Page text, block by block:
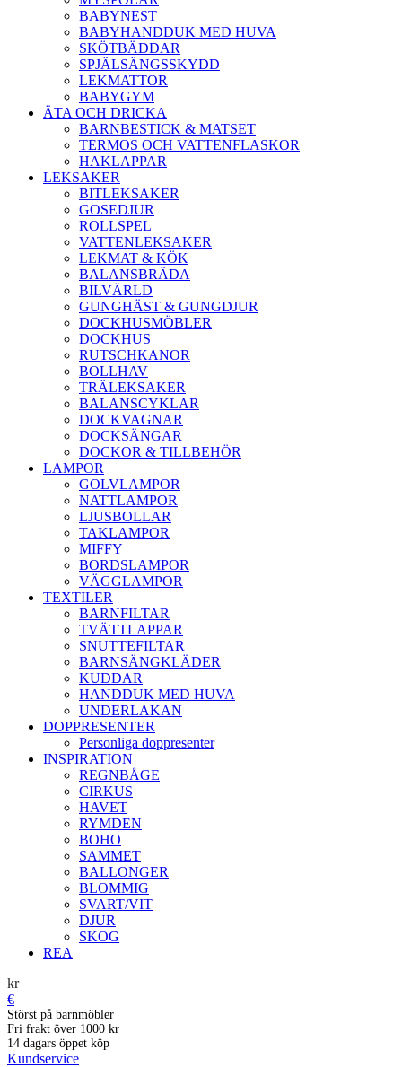
BABYNEST
BABYHANDDUK MED HUVA
SKÖTBÄDDAR
SPJÄLSÄNGSSKYDD
LEKMATTOR
BABYGYM
ÄTA OCH DRICKA
BARNBESTICK & MATSET
TERMOS OCH VATTENFLASKOR
HAKLAPPAR
LEKSAKER
BITLEKSAKER
GOSEDJUR
ROLLSPEL
VATTENLEKSAKER
LEKMAT & KÖK
BALANSBRÄDA
BILVÄRLD
GUNGHÄST & GUNGDJUR
DOCKHUSMÖBLER
DOCKHUS
RUTSCHKANOR
BOLLHAV
TRÄLEKSAKER
BALANSCYKLAR
DOCKVAGNAR
DOCKSÄNGAR
DOCKOR & TILLBEHÖR
LAMPOR
GOLVLAMPOR
NATTLAMPOR
LJUSBOLLAR
TAKLAMPOR
MIFFY
BORDSLAMPOR
VÄGGLAMPOR
TEXTILER
BARNFILTAR
TVÄTTLAPPAR
SNUTTEFILTAR
BARNSÄNGKLÄDER
KUDDAR
HANDDUK MED HUVA
UNDERLAKAN
DOPPRESENTER
Personliga doppresenter
INSPIRATION
REGNBÅGE
CIRKUS
HAVET
RYMDEN
BOHO
SAMMET
BALLONGER
BLOMMIG
SVART/VIT
DJUR
SKOG
REA
kr
€
Störst på barnmöbler
Fri frakt över 1000 kr
14 dagars öppet köp
Kundservice